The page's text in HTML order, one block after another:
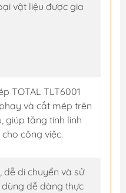
vật liệu được gia
TOTAL TLT6001
và cắt mép trên
giúp tăng tính linh
công việc.
dễ di chuyển và sử
dễ dàng thực